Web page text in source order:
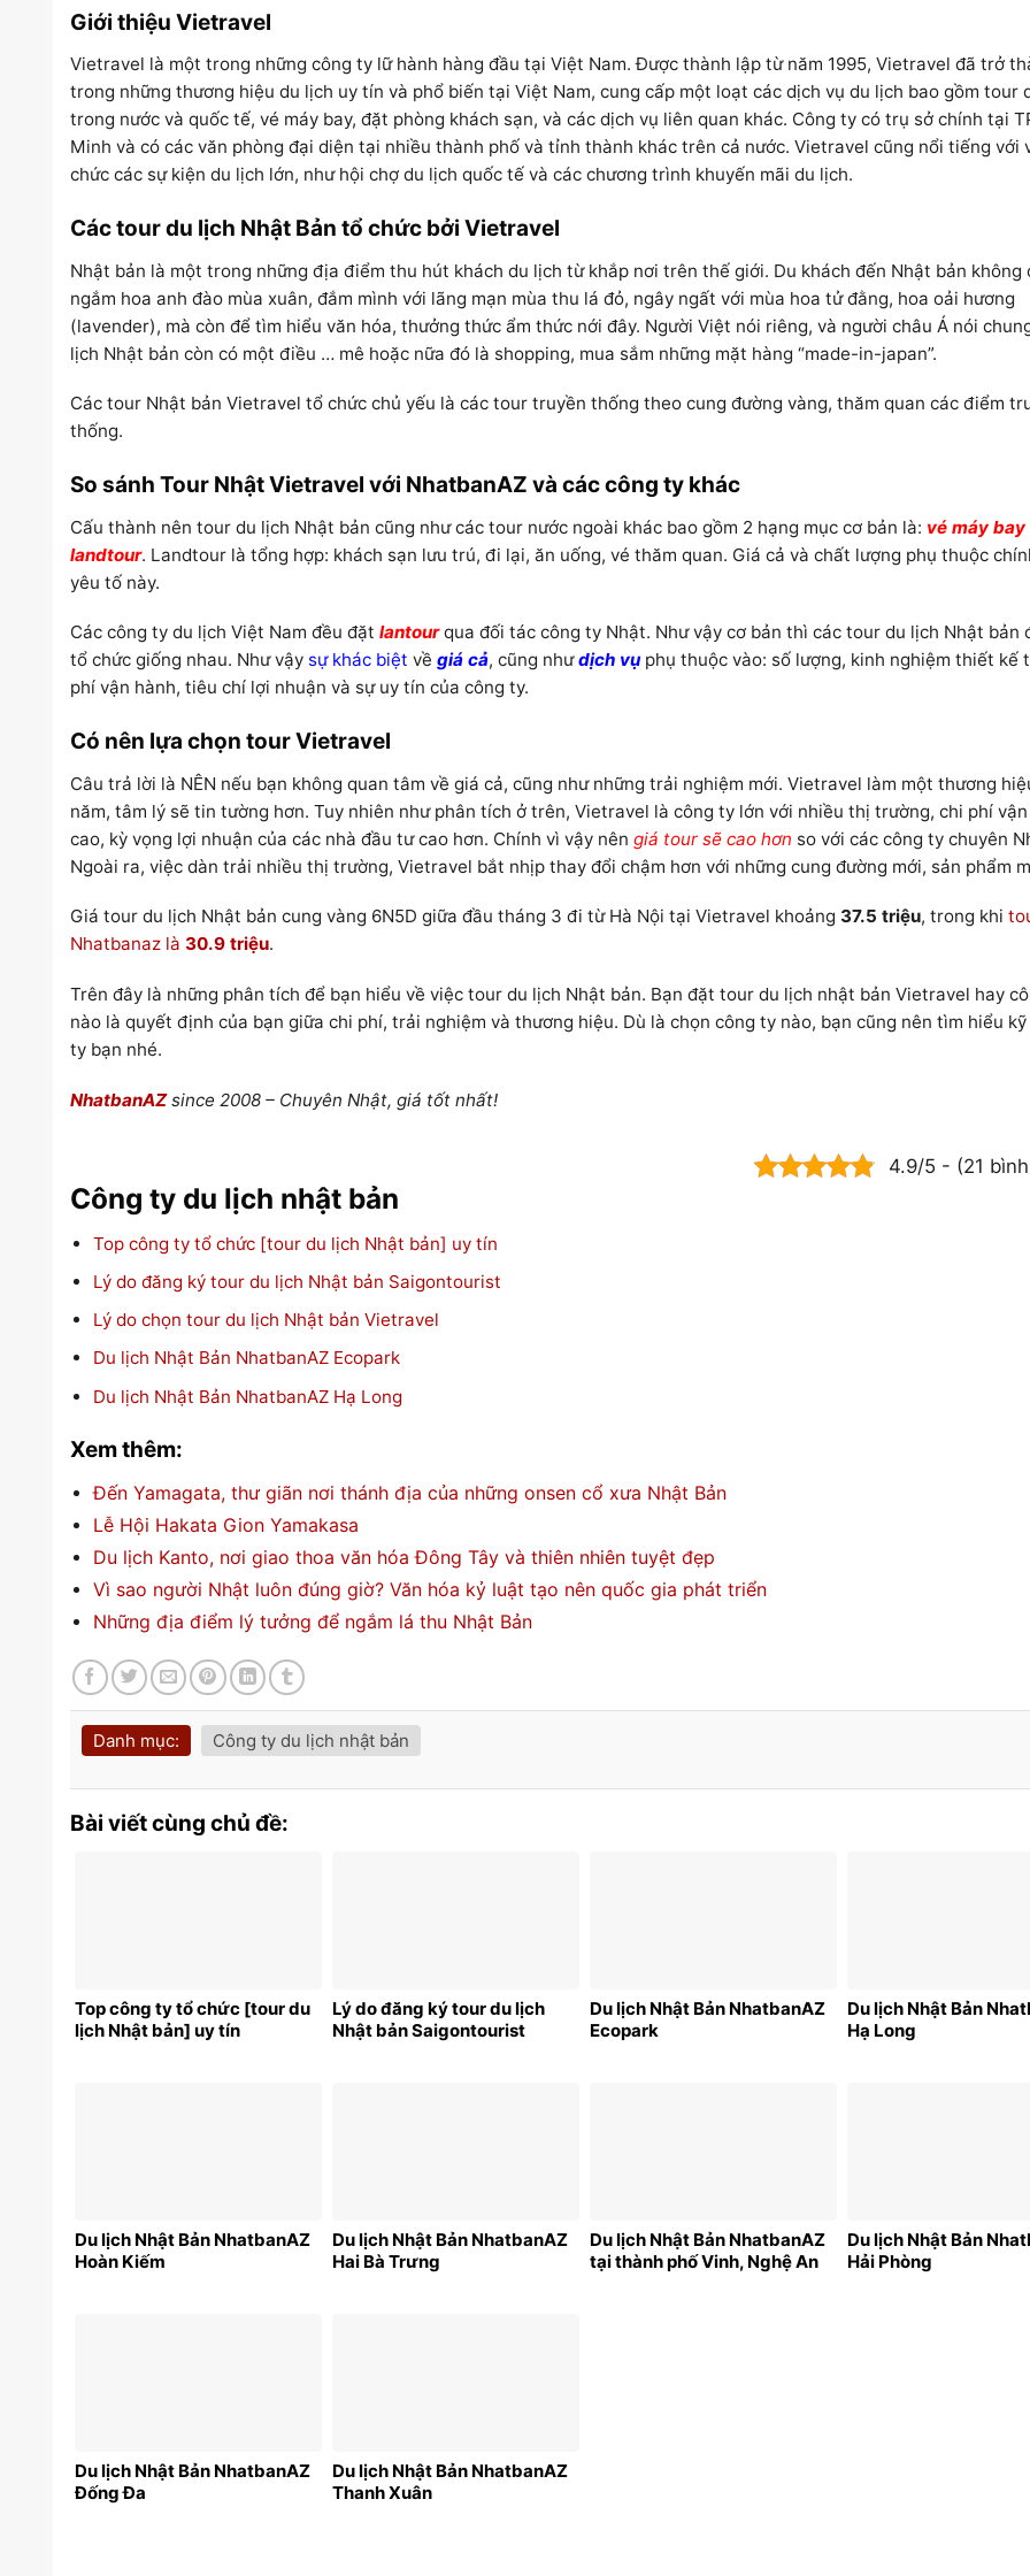
Giới thiệu Vietravel
Vietravel là một trong những công ty lữ hành hàng đầu tại Việt Nam. Được thành lập từ năm 1995, Vietravel đã trở
trong những thương hiệu du lịch uy tín và phổ biến tại Việt Nam, cung cấp một loạt các dịch vụ du lịch bao gồm tour
trong nước và quốc tế, vé máy bay, đặt phòng khách sạn, và các dịch vụ liên quan khác. Công ty có trụ sở chính tại
Minh và có các văn phòng đại diện tại nhiều thành phố và tỉnh thành khác trên cả nước. Vietravel cũng nổi tiếng với
chức các sự kiện du lịch lớn, như hội chợ du lịch quốc tế và các chương trình khuyến mãi du lịch.
Các tour du lịch Nhật Bản tổ chức bởi Vietravel
Nhật bản là một trong những địa điểm thu hút khách du lịch từ khắp nơi trên thế giới. Du khách đến Nhật bản không
ngắm hoa anh đào mùa xuân, đắm mình với lãng mạn mùa thu lá đỏ, ngây ngất với mùa hoa tử đằng, hoa oải hương
(lavender), mà còn để tìm hiểu văn hóa, thưởng thức ẩm thức nới đây. Người Việt nói riêng, và người châu Á nói
lịch Nhật bản còn có một điều … mê hoặc nữa đó là shopping, mua sắm những mặt hàng “made-in-japan”.
Các tour Nhật bản Vietravel tổ chức chủ yếu là các tour truyền thống theo cung đường vàng, thăm quan các điểm
thống.
So sánh Tour Nhật Vietravel với NhatbanAZ và các công ty khác
Cấu thành nên tour du lịch Nhật bản cũng như các tour nước ngoài khác bao gồm 2 hạng mục cơ bản là: vé máy bay
landtour. Landtour là tổng hợp: khách sạn lưu trú, đi lại, ăn uống, vé thăm quan. Giá cả và chất lượng phụ thuộc
yêu tố này.
Các công ty du lịch Việt Nam đều đặt lantour qua đối tác công ty Nhật. Như vậy cơ bản thì các tour du lịch Nhật bản
tổ chức giống nhau. Như vậy sự khác biệt về giá cả, cũng nhưdịch vụ phụ thuộc vào: số lượng, kinh nghiệm thiết kế
phí vận hành, tiêu chí lợi nhuận và sự uy tín của công ty.
Có nên lựa chọn tour Vietravel
Câu trả lời là NÊN nếu bạn không quan tâm về giá cả, cũng như những trải nghiệm mới. Vietravel làm một thương
năm, tâm lý sẽ tin tường hơn. Tuy nhiên như phân tích ở trên, Vietravel là công ty lớn với nhiều thị trường, chi phí
cao, kỳ vọng lợi nhuận của các nhà đầu tư cao hơn. Chính vì vậy nên giá tour sẽ cao hơn so với các công ty chuyên
Ngoài ra, việc dàn trải nhiều thị trường, Vietravel bắt nhịp thay đổi chậm hơn với những cung đường mới, sản phẩm
Giá tour du lịch Nhật bản cung vàng 6N5D giữa đầu tháng 3 đi từ Hà Nội tại Vietravel khoảng 37.5 triệu, trong khi
Nhatbanaz là 30.9 triệu.
Trên đây là những phân tích để bạn hiểu về việc tour du lịch Nhật bản. Bạn đặt tour du lịch nhật bản Vietravel hay
nào là quyết định của bạn giữa chi phí, trải nghiệm và thương hiệu. Dù là chọn công ty nào, bạn cũng nên tìm hiểu kỹ
ty bạn nhé.
NhatbanAZ since 2008 – Chuyên Nhật, giá tốt nhất!
4.9/5 - (21
Công ty du lịch nhật bản
Top công ty tổ chức [tour du lịch Nhật bản] uy tín
Lý do đăng ký tour du lịch Nhật bản Saigontourist
Lý do chọn tour du lịch Nhật bản Vietravel
Du lịch Nhật Bản NhatbanAZ Ecopark
Du lịch Nhật Bản NhatbanAZ Hạ Long
Xem thêm:
Đến Yamagata, thư giãn nơi thánh địa của những onsen cổ xưa Nhật Bản
Lễ Hội Hakata Gion Yamakasa
Du lịch Kanto, nơi giao thoa văn hóa Đông Tây và thiên nhiên tuyệt đẹp
Vì sao người Nhật luôn đúng giờ? Văn hóa kỷ luật tạo nên quốc gia phát triển
Những địa điểm lý tưởng để ngắm lá thu Nhật Bản
Danh mục: Công ty du lịch nhật bản
Bài viết cùng chủ đề:
Top công ty tổ chức [tour du
lịch Nhật bản] uy tín
Lý do đăng ký tour du lịch
Nhật bản Saigontourist
Du lịch Nhật Bản NhatbanAZ
Ecopark
Du lịch Nhật Bản
Hạ Long
Du lịch Nhật Bản NhatbanAZ
Hoàn Kiếm
Du lịch Nhật Bản NhatbanAZ
Hai Bà Trưng
Du lịch Nhật Bản NhatbanAZ
tại thành phố Vinh, Nghệ An
Du lịch Nhật Bản
Hải Phòng
Du lịch Nhật Bản NhatbanAZ
Đống Đa
Du lịch Nhật Bản NhatbanAZ
Thanh Xuân